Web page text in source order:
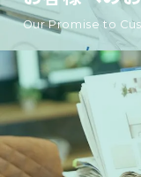
Our Promise to